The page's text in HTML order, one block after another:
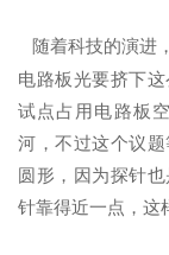
随着科技的演进，
电路板光要挤下
试点占用电路板
河，不过这个议
圆形，因为探针
针靠得近一点，这